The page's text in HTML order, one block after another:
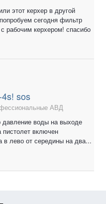
этот керхер в другой
сегодня фильтр
рабочим керхером! спасибо
sos
АВД
давление воды на выходе
пистолет включен
в лево от середины на два...